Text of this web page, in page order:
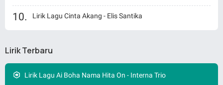
Lirik Lagu Cinta Akang - Elis Santika
Lirik Terbaru
Lirik Lagu Ai Boha Nama Hita On - Interna Trio